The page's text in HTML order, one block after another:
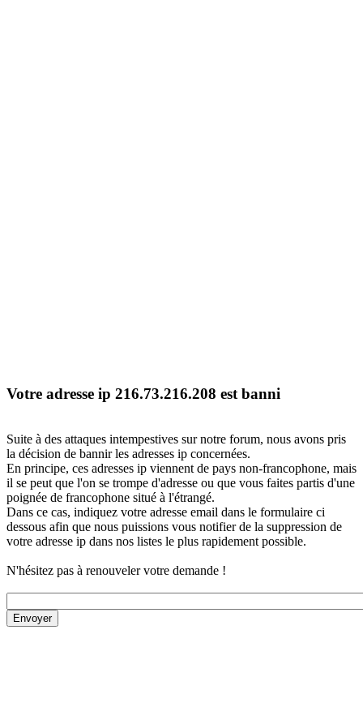
Votre adresse ip 216.73.216.208 est banni
Suite à des attaques intempestives sur notre forum, nous avons pris
la décision de bannir les adresses ip concernées.
En principe, ces adresses ip viennent de pays non-francophone, mais
il se peut que l'on se trompe d'adresse ou que vous faites partis d'une
poignée de francophone situé à l'étrangé.
Dans ce cas, indiquez votre adresse email dans le formulaire ci
dessous afin que nous puissions vous notifier de la suppression de
votre adresse ip dans nos listes le plus rapidement possible.
N'hésitez pas à renouveler votre demande !